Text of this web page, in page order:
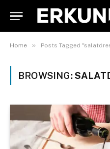
Home » Posts Tagged
BROWSING: